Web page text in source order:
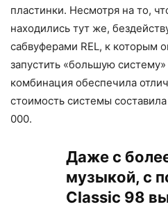
пластинки. Несмотря на то,
находились тут же,
сабвуферами REL, к которым
запустить «большую
комбинация обеспечила
стоимость системы
000.
Даже с
музыкой, с
Classic 98